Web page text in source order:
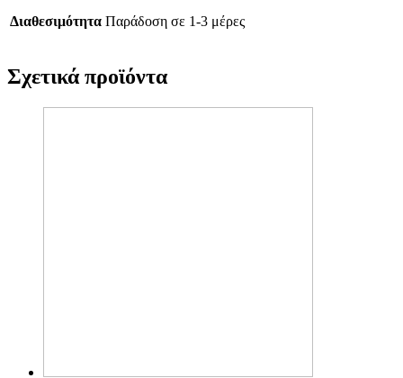
Διαθεσιμότητα Παράδοση σε 1-3 μέρες
Σχετικά προϊόντα